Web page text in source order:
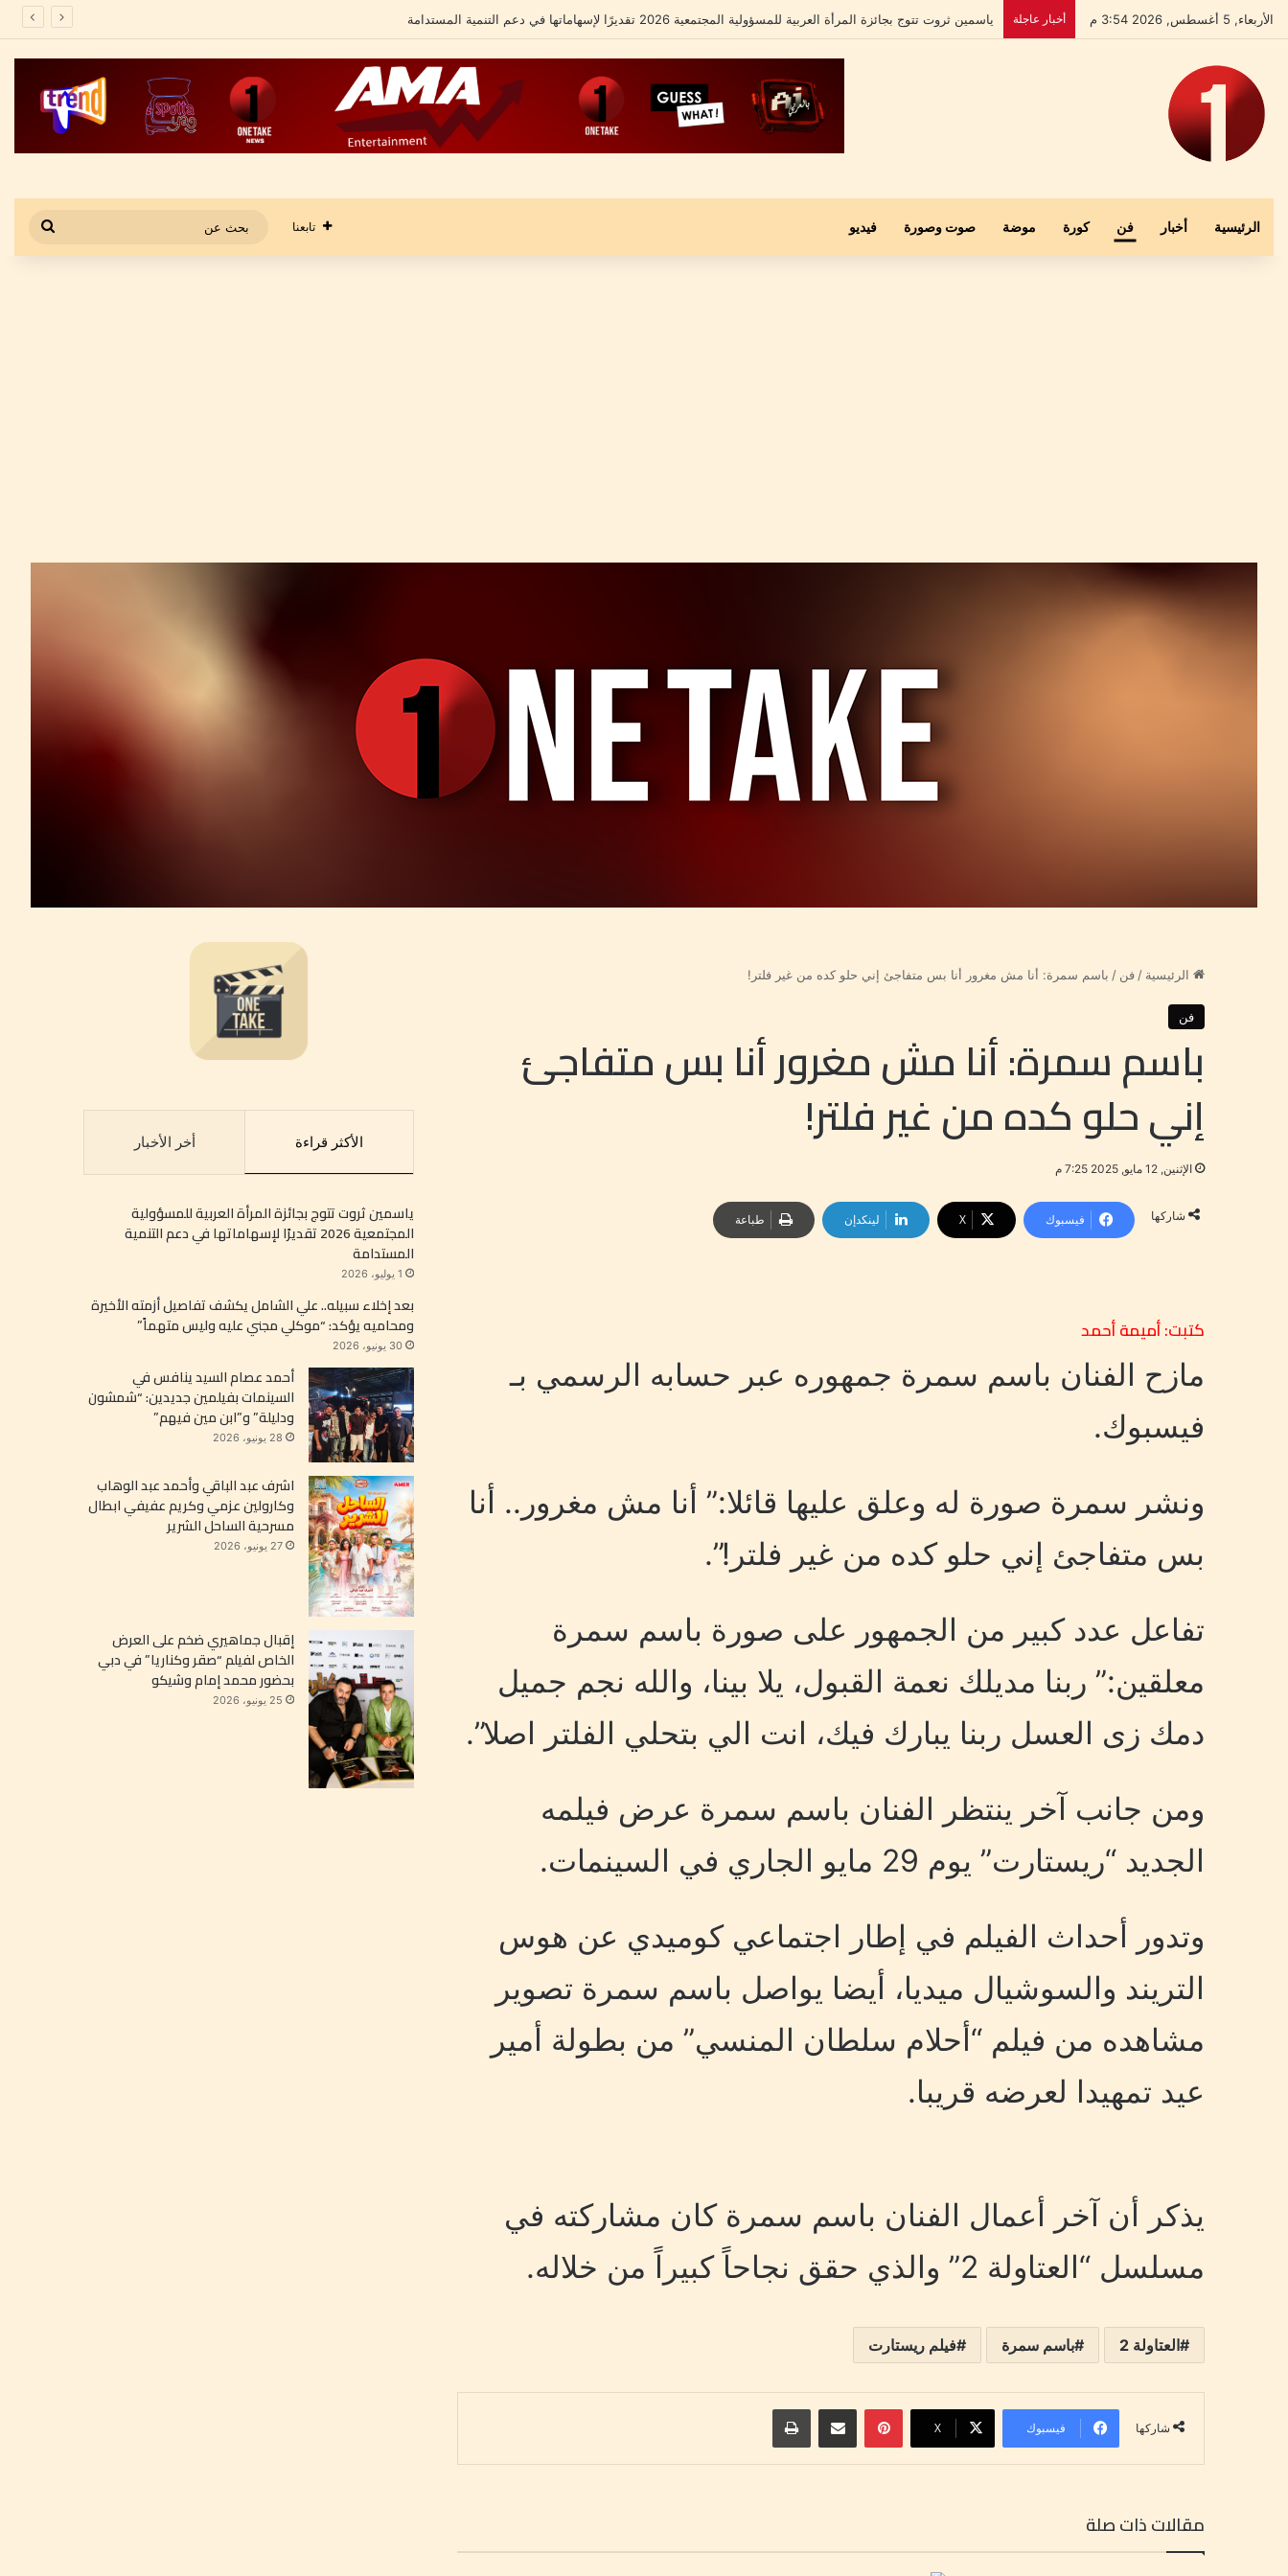
الأربعاء, 5 أغسطس, 2026 3:54 م أخبار عاجلة بعد إخلاء سبيله.. علي الشامل يكشف تفاصيل أزمته الأخيرة ومحاميه يؤكد: “موكلي مجني عليه وليس متهماً”
الرئيسية أخبار فن كورة موضة صوت وصورة فيديو تابعنا
عن
الرئيسية / فن / باسم سمرة: أنا مش مغرور أنا بس متفاجئ إني حلو كده من غير فلتر!
فن
باسم سمرة: أنا مش مغرور أنا بس متفاجئ
إني حلو كده من غير فلتر!
الإثنين, 12 مايو, 2025 7:25 م
شاركها فيسبوك ‫X لينكدإن طباعة
كتبت: أميمة أحمد
مازح الفنان باسم سمرة جمهوره عبر حسابه الرسمي بـ
فيسبوك.
ونشر سمرة صورة له وعلق عليها قائلا:” أنا مش مغرور.. أنا
بس متفاجئ إني حلو كده من غير فلتر!”.
تفاعل عدد كبير من الجمهور على صورة باسم سمرة
معلقين:” ربنا مديلك نعمة القبول، يلا بينا، والله نجم جميل
دمك زى العسل ربنا يبارك فيك، انت الي بتحلي الفلتر اصلا”.
ومن جانب آخر ينتظر الفنان باسم سمرة عرض فيلمه
الجديد “ريستارت” يوم 29 مايو الجاري في السينمات.
وتدور أحداث الفيلم في إطار اجتماعي كوميدي عن هوس
التريند والسوشيال ميديا، أيضا يواصل باسم سمرة تصوير
مشاهده من فيلم “أحلام سلطان المنسي” من بطولة أمير
عيد تمهيدا لعرضه قريبا.
يذكر أن آخر أعمال الفنان باسم سمرة كان مشاركته في
مسلسل “العتاولة 2” والذي حقق نجاحاً كبيراً من خلاله.
العتاولة 2 باسم سمرة فيلم ريستارت
شاركها فيسبوك ‫X
بينتيريست
مقالات ذات صلة
الأكثر قراءة أخر الأخبار
ياسمين ثروت تتوج بجائزة المرأة العربية للمسؤولية
المجتمعية 2026 تقديرًا لإسهاماتها في دعم التنمية
المستدامة
1 يوليو، 2026
بعد إخلاء سبيله.. علي الشامل يكشف تفاصيل أزمته الأخيرة
ومحاميه يؤكد: “موكلي مجني عليه وليس متهماً”
30 يونيو، 2026
أحمد عصام السيد ينافس في
السينمات بفيلمين جديدين: “شمشون
ودليلة” و”ابن مين فيهم”
28 يونيو، 2026
اشرف عبد الباقي وأحمد عبد الوهاب
وكارولين عزمي وكريم عفيفي ابطال
مسرحية الساحل الشرير
27 يونيو، 2026
إقبال جماهيري ضخم على العرض
الخاص لفيلم “صقر وكناريا” في دبي
بحضور محمد إمام وشيكو
25 يونيو، 2026